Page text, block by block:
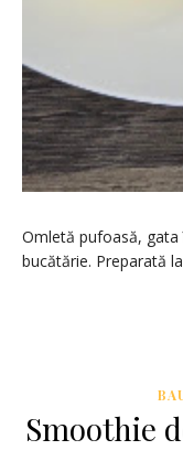
Omletă pufoasă,
bucătărie. Preparată
Smoothie